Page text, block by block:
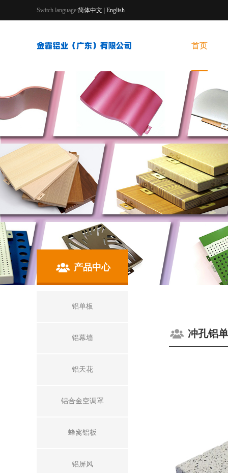
Switch language:简体中文 English
首页
产品中心
铝单板
铝幕墙
铝天花
铝合金空调罩
蜂窝铝板
铝屏风
冲孔铝